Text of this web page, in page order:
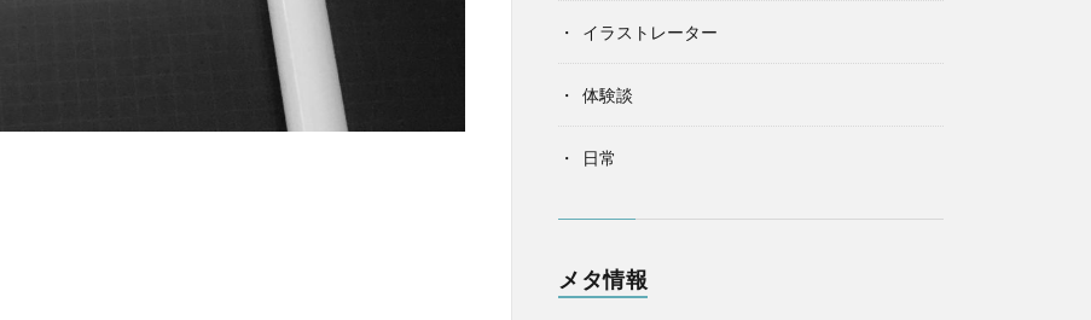
イラストレーター
体験談
日常
メタ情報